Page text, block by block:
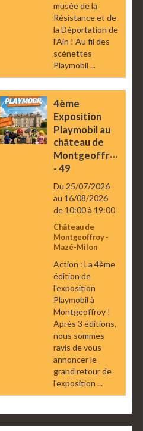
musée de la
Résistance et de
la Déportation de
l’Ain ! Au fil des
scénettes
Playmobil ...
4ème
Exposition
Playmobil au
château de
Montgeoffroy
- 49
Du 25/07/2026
au 16/08/2026
de 10:00à 19:00
Château de
Montgeoffroy -
Mazé-Milon
Action : La 4ème
édition de
l'exposition
Playmobil à
Montgeoffroy !
Après 3 éditions,
nous sommes
ravis de vous
annoncer le
grand retour de
l'exposition ...